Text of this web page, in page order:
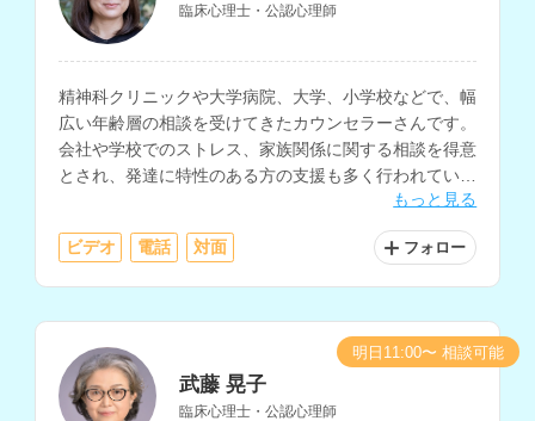
臨床心理士・公認心理師
精神科クリニックや大学病院、大学、小学校などで、幅
広い年齢層の相談を受けてきたカウンセラーさんです。
会社や学校でのストレス、家族関係に関する相談を得意
とされ、発達に特性のある方の支援も多く行われていま
もっと見る
ビデオ 電話 対面 フォロー
武藤 晃子
臨床心理士・公認心理師
明日11:00〜 相談可能